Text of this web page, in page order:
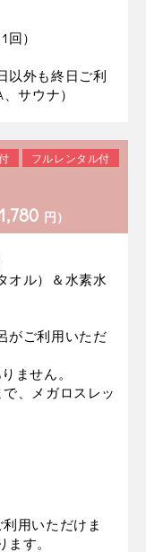
）
以外も終日ご利
サウナ）
フルレンタル付
円）
オル）＆水素水
がご利用いただ
ません。
、メガロスレッ
用いただけま
す。